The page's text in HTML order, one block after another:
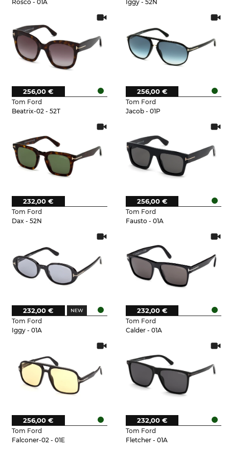
Rosco - 01A
Iggy - 52N
Tom Ford
Beatrix-02 - 52T
256,00 €
Tom Ford
Jacob - 01P
256,00 €
Tom Ford
Dax - 52N
232,00 €
Tom Ford
Fausto - 01A
256,00 €
Tom Ford
Iggy - 01A
232,00 €
Tom Ford
Calder - 01A
232,00 €
Tom Ford
Falconer-02 - 01E
256,00 €
Tom Ford
Fletcher - 01A
232,00 €